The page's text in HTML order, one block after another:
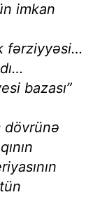
imkan
fərziyyəsi…
bazası”
dövrünə